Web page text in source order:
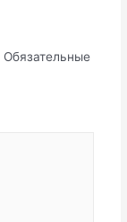
Обязательные